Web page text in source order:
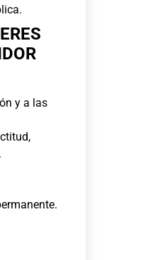
y a las